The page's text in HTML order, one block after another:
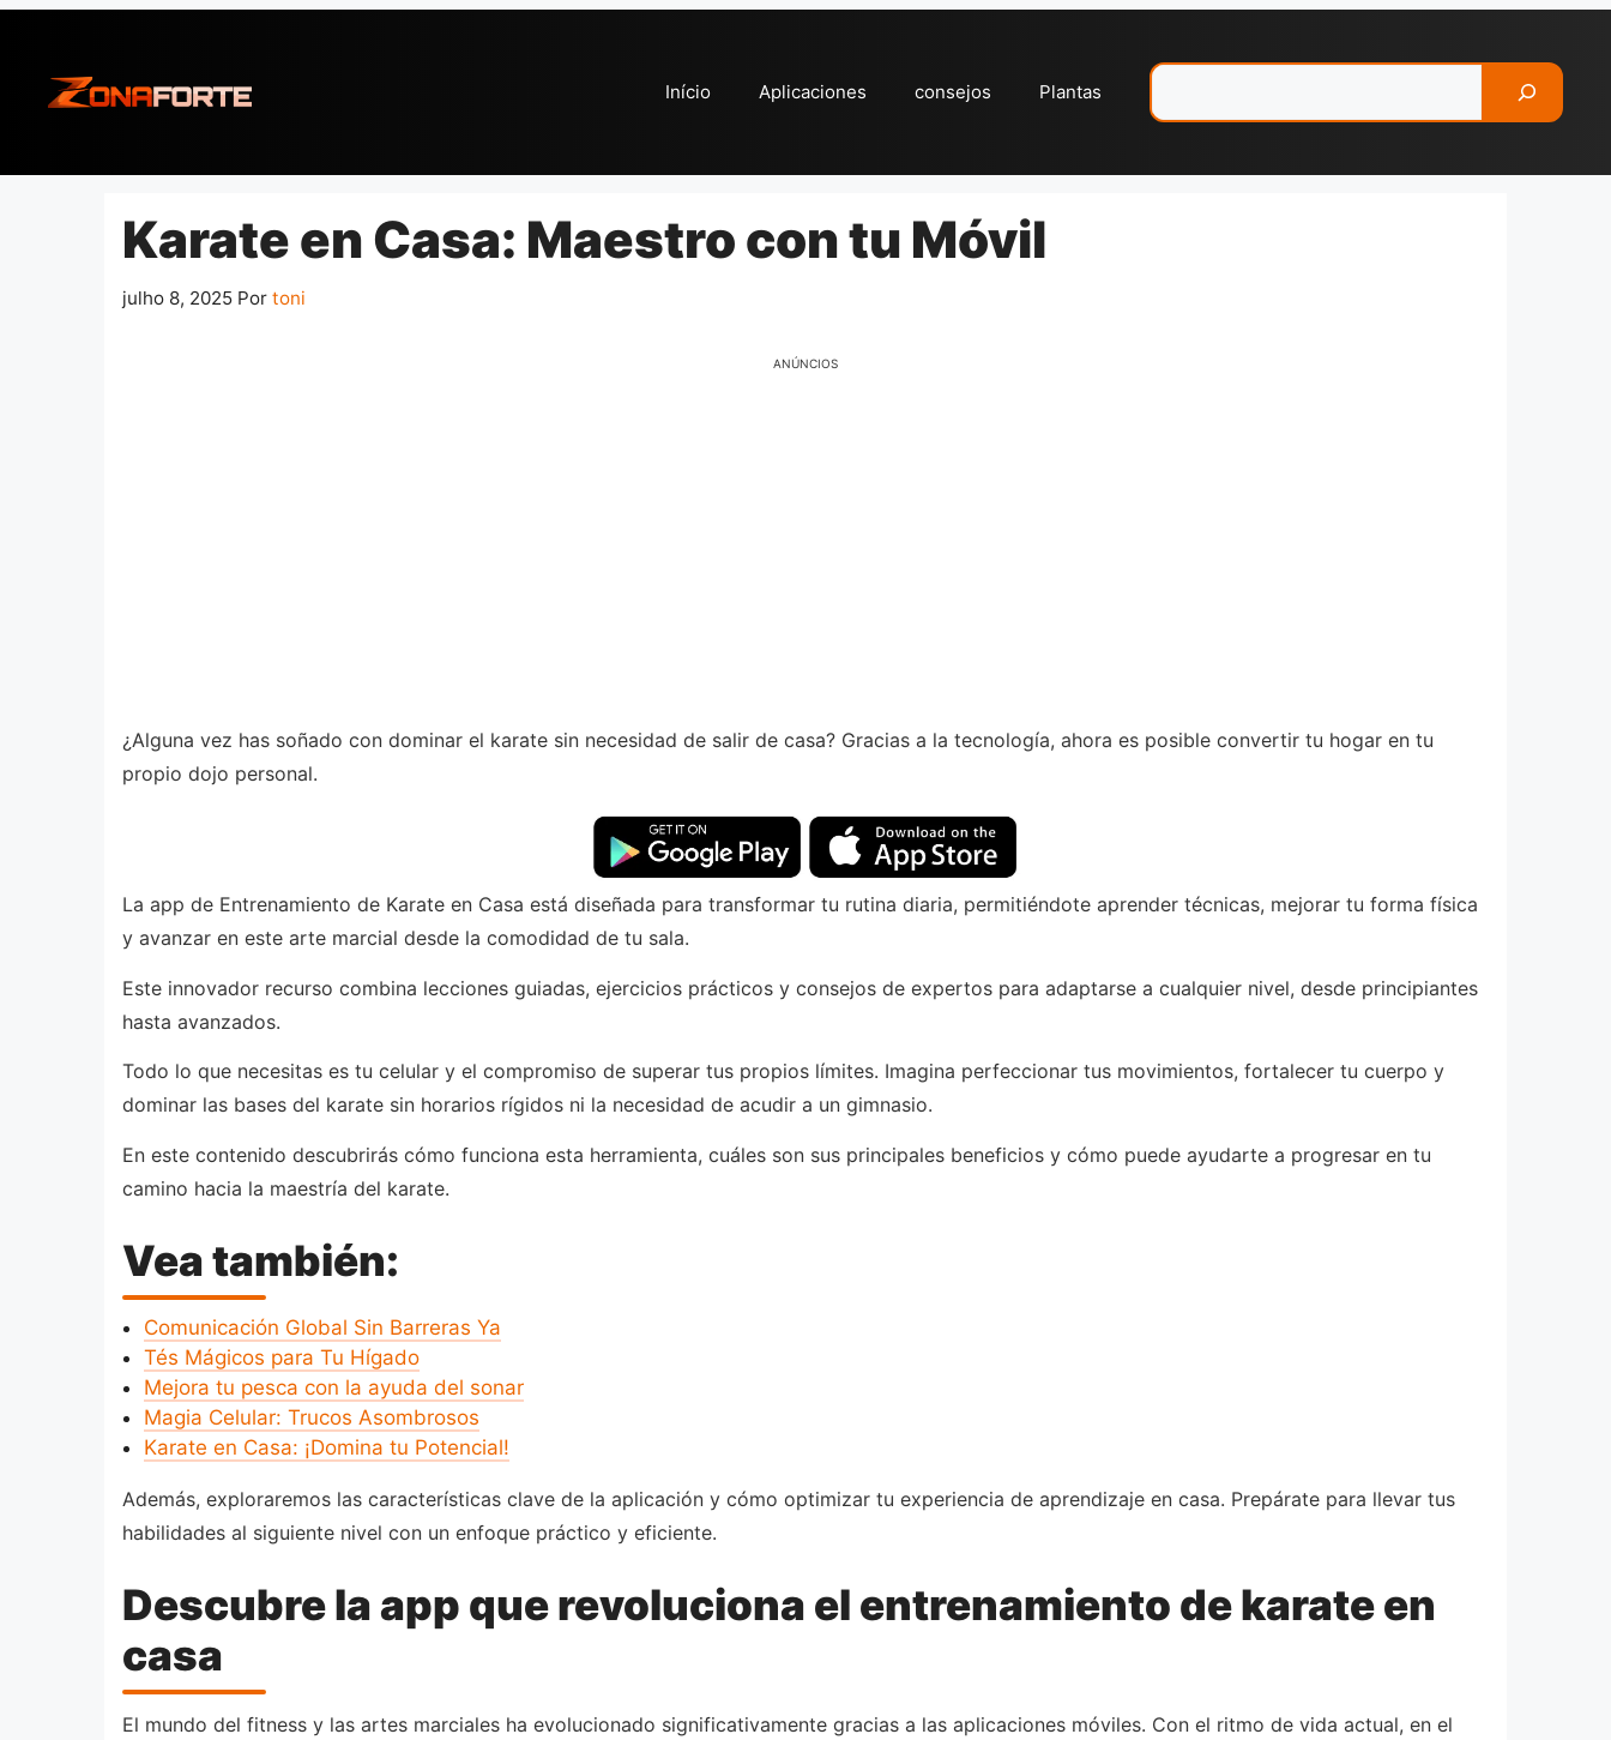
conteúdo
Início Aplicaciones consejos Plantas
Karate en Casa: Maestro con tu Móvil
julho 8, 2025 Por toni
ANÚNCIOS
¿Alguna vez has soñado con dominar el karate sin necesidad de salir de casa? Gracias a la tecnología, ahora es posible convertir tu hogar en tu
propio dojo personal.
La app de Entrenamiento de Karate en Casa está diseñada para transformar tu rutina diaria, permitiéndote aprender técnicas, mejorar tu forma física
y avanzar en este arte marcial desde la comodidad de tu sala.
Este innovador recurso combina lecciones guiadas, ejercicios prácticos y consejos de expertos para adaptarse a cualquier nivel, desde principiantes
hasta avanzados.
Todo lo que necesitas es tu celular y el compromiso de superar tus propios límites. Imagina perfeccionar tus movimientos, fortalecer tu cuerpo y
dominar las bases del karate sin horarios rígidos ni la necesidad de acudir a un gimnasio.
En este contenido descubrirás cómo funciona esta herramienta, cuáles son sus principales beneficios y cómo puede ayudarte a progresar en tu
camino hacia la maestría del karate.
Vea también:
Comunicación Global Sin Barreras Ya
Tés Mágicos para Tu Hígado
Mejora tu pesca con la ayuda del sonar
Magia Celular: Trucos Asombrosos
Karate en Casa: ¡Domina tu Potencial!
Además, exploraremos las características clave de la aplicación y cómo optimizar tu experiencia de aprendizaje en casa. Prepárate para llevar tus
habilidades al siguiente nivel con un enfoque práctico y eficiente.
Descubre la app que revoluciona el entrenamiento de karate en
casa
El mundo del fitness y las artes marciales ha evolucionado significativamente gracias a las aplicaciones móviles. Con el ritmo de vida actual, en el